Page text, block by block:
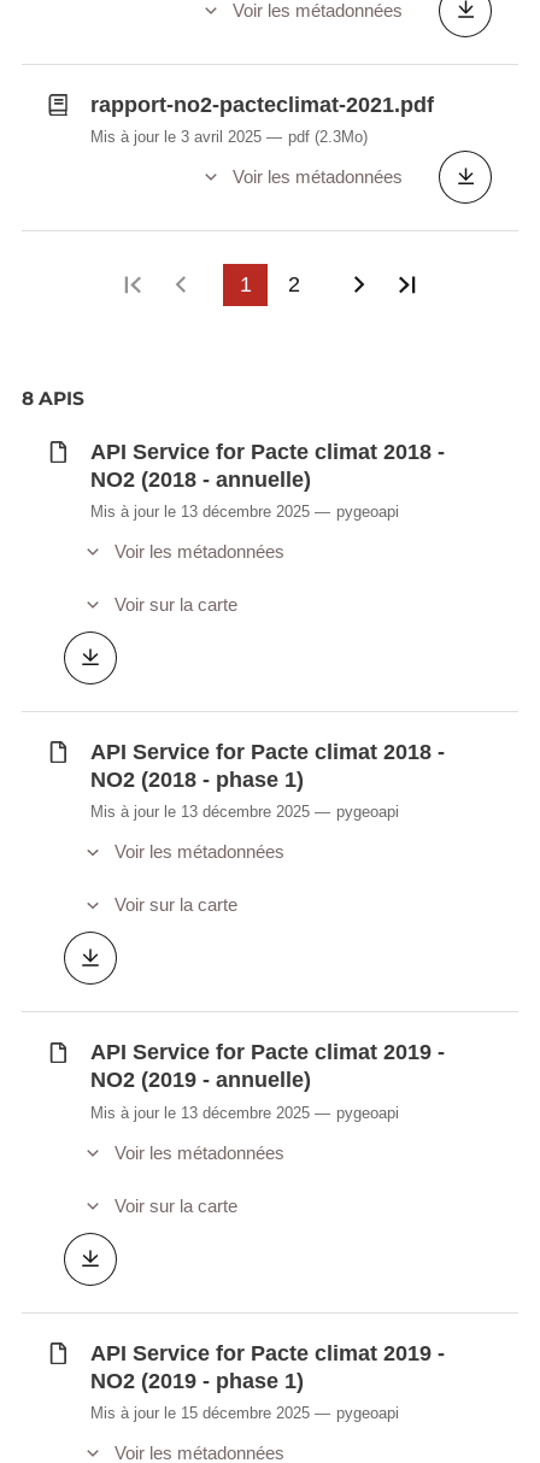
Voir les métadonnées
rapport-no2-pacteclimat-2021.pdf
Mis à jour le 3 avril 2025 pdf (2.3Mo)
Voir les métadonnées
Première page
Page précédente
1 2 Page suivante
8 APIS
API Service for Pacte climat 2018 -
NO2 (2018 - annuelle)
Mis à jour le 13 décembre 2025 pygeoapi
Voir les métadonnées
Voir sur la carte
API Service for Pacte climat 2018 -
NO2 (2018 - phase 1)
Mis à jour le 13 décembre 2025 pygeoapi
Voir les métadonnées
Voir sur la carte
API Service for Pacte climat 2019 -
NO2 (2019 - annuelle)
Mis à jour le 13 décembre 2025 pygeoapi
Voir les métadonnées
Voir sur la carte
API Service for Pacte climat 2019 -
NO2 (2019 - phase 1)
Mis à jour le 15 décembre 2025 pygeoapi
Voir les métadonnées